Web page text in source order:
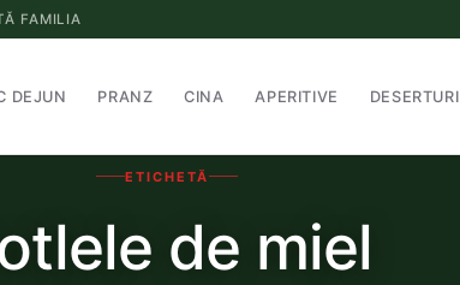
FAMILIA
DEJUN PRANZ CINA APERITIVE DESERTURI
ETICHETĂ
de miel